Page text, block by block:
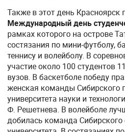
Также в этот день Красноярск
Международный день
рамках которого на острове
состязания по мини-футболу,
теннису и волейболу. В
участие около 100 студентов
вузов. В баскетболе победу
женская команды Сибирского
университета науки и
Ф. Решетнева. В волейболе
добилась команда